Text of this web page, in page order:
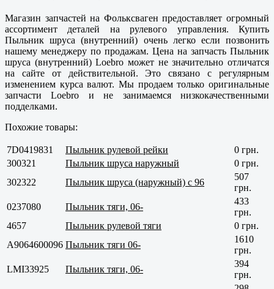
Магазин запчастей на Фольксваген предоставляет огромный
ассортимент деталей на рулевого управления. Купить
Пыльник шруса (внутренний) очень легко если позвонить
нашему менеджеру по продажам. Цена на запчасть Пыльник
шруса (внутренний) Loebro может не значительно отличатся
на сайте от действительной. Это связано с регулярным
изменением курса валют. Мы продаем только оригинальные
запчасти Loebro и не занимаемся низкокачественными
подделками.
Похожие товары:
7D0419831 Пыльник рулевой рейки
0 грн.
300321
Пыльник шруса наружный
0 грн.
302322
Пыльник шруса (наружный) с 96
507
грн.
0237080
Пыльник тяги, 06-
433
грн.
4657
Пыльник рулевой тяги
0 грн.
A9064600096 Пыльник тяги 06-
1610
грн.
LMI33925
Пыльник тяги, 06-
394
грн.